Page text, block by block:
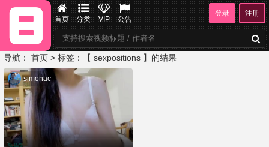
首页 分类 VIP 公告
登录 注册
导航： 首页 > 标签：【 sexpositions 】的结果
simonac